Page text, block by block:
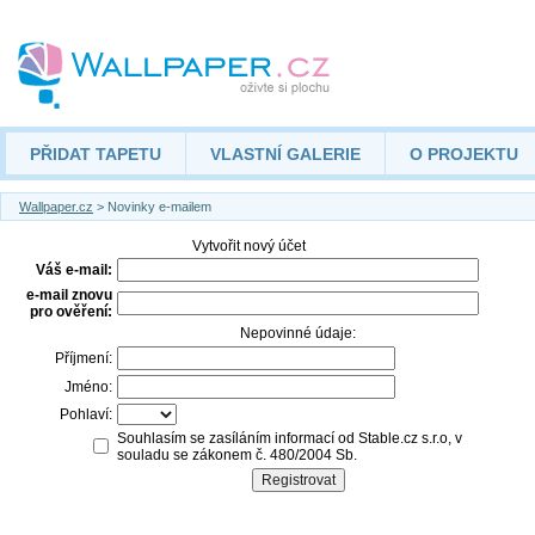
PŘIDAT TAPETU VLASTNÍ GALERIE O PROJEKTU
Wallpaper.cz > Novinky e-mailem